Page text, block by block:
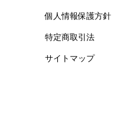
個人情報保護方針
特定商取引法
サイトマップ